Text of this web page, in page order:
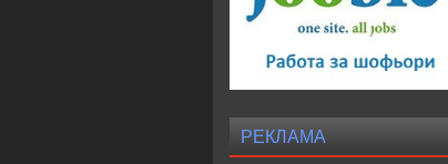
РЕКЛАМА